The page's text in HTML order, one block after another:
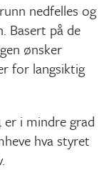
nedfelles og
Basert på de
ønsker
for langsiktig
i mindre grad
hva styret